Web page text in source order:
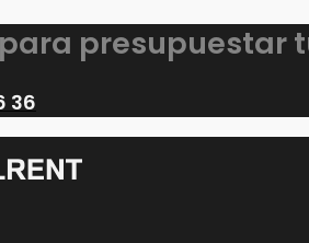
presupuestar
36